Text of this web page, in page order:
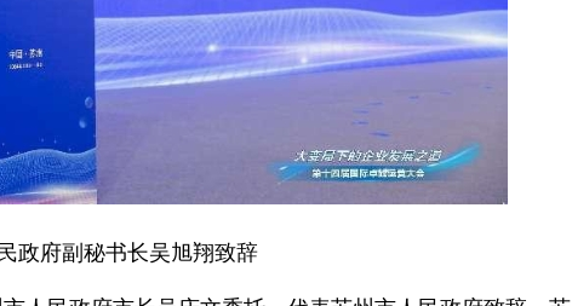
政府副秘书长吴旭翔致辞